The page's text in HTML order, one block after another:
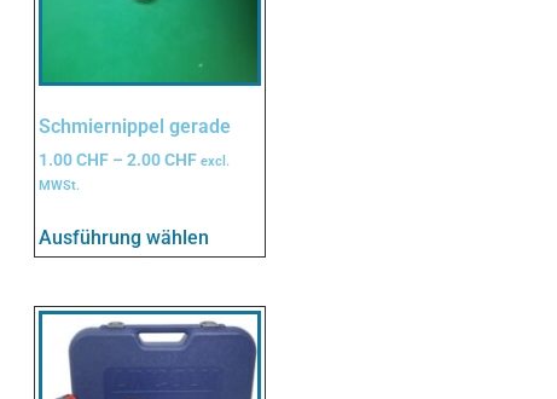
Schmiernippel gerade
1.00CHF –2.00CHF excl.
MWSt.
Ausführung wählen